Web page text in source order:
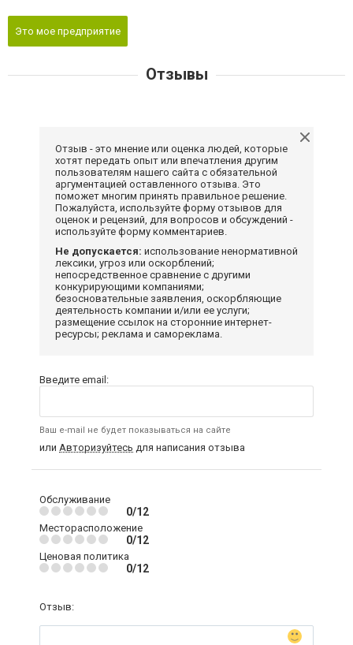
Это мое предприятие
Отзывы
Отзыв - это мнение или оценка людей, которые
хотят передать опыт или впечатления другим
пользователям нашего сайта с обязательной
аргументацией оставленного отзыва. Это
поможет многим принять правильное решение.
Пожалуйста, используйте форму отзывов для
оценок и рецензий, для вопросов и обсуждений -
используйте форму комментариев.
Не допускается: использование ненормативной
лексики, угроз или оскорблений;
непосредственное сравнение с другими
конкурирующими компаниями;
безосновательные заявления, оскорбляющие
деятельность компании и/или ее услуги;
размещение ссылок на сторонние интернет-
ресурсы; реклама и самореклама.
Введите email:
Ваш e-mail не будет показываться на сайте
или Авторизуйтесь для написания отзыва
Обслуживание
0/12
Месторасположение
0/12
Ценовая политика
0/12
Отзыв: